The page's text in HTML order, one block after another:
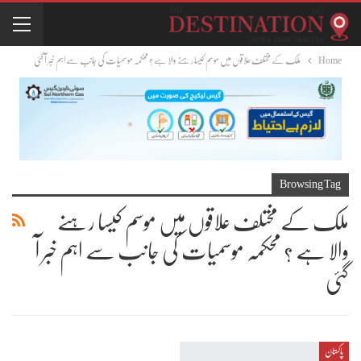
Home ملک کے مختلف علاقوں میں موسم کیسا رہنے والا ہے ؟ محکمہ موسمیات کی جانب سے اہم خبر آ گئی
Browsing Tag
ملک کے مختلف علاقوں میں موسم کیسا رہنے
والا ہے ؟ محکمہ موسمیات کی جانب سے اہم خبر آ
گئی
پاکستان